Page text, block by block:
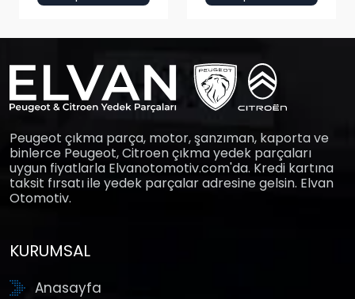
Peugeot çıkma parça, motor, şanzıman, kaporta ve
binlerce Peugeot, Citroen çıkma yedek parçaları
uygun fiyatlarla Elvanotomotiv.com'da. Kredi kartına
taksit fırsatı ile yedek parçalar adresine gelsin. Elvan
Otomotiv.
KURUMSAL
Anasayfa